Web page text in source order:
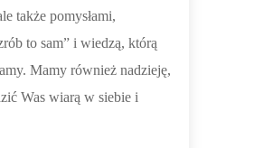
także pomysłami,
to sam” i wiedzą, którą
Mamy również nadzieję,
Was wiarą w siebie i